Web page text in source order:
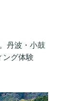
丹波・小鼓
ング体験